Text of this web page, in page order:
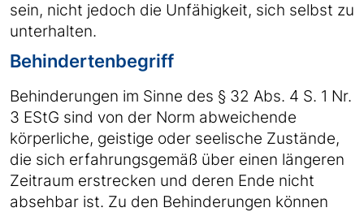
sein, nicht jedoch die Unfähigkeit, sich selbst zu
unterhalten.
Behindertenbegriff
Behinderungen im Sinne des § 32 Abs. 4 S. 1 Nr.
3 EStG sind von der Norm abweichende
körperliche, geistige oder seelische Zustände,
die sich erfahrungsgemäß über einen längeren
Zeitraum erstrecken und deren Ende nicht
absehbar ist. Zu den Behinderungen können